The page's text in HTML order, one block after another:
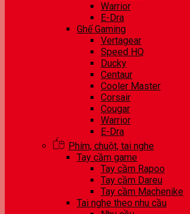
Warrior
E-Dra
Ghế Gaming
Vertagear
Speed HQ
Ducky
Centaur
Cooler Master
Corsair
Cougar
Warrior
E-Dra
Phím, chuột, tai nghe
Tay cầm game
Tay cầm Rapoo
Tay cầm Dareu
Tay cầm Machenike
Tai nghe theo nhu cầu